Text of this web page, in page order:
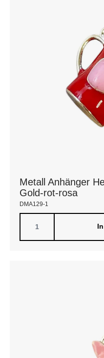
Metall Anhänger
Gold-rot-rosa
DMA129-1